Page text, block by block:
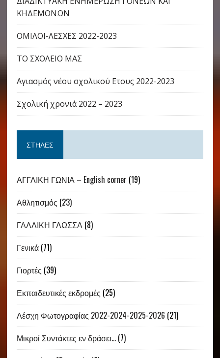
ΚΗΔΕΜΟΝΩΝ
ΟΜΙΛΟΙ-ΛΕΣΧΕΣ 2022-2023
ΤΟ ΣΧΟΛΕΙΟ ΜΑΣ
Αγιασμός νέου σχολικού Ετους 2022-2023
Σχολική χρονιά 2022 – 2023
ΣΤΉΛΕΣ
ΑΓΓΛΙΚΗ ΓΩΝΙΑ – English corner (19)
Αθλητισμός (23)
ΓΑΛΛΙΚΗ ΓΛΩΣΣΑ(8)
Γενικά(71)
Γιορτές (39)
Εκπαιδευτικές εκδρομές (25)
Λέσχη Φωτογραφίας 2022-2024-2025-2026 (21)
Μικροί Συντάκτες εν δράσει…(7)